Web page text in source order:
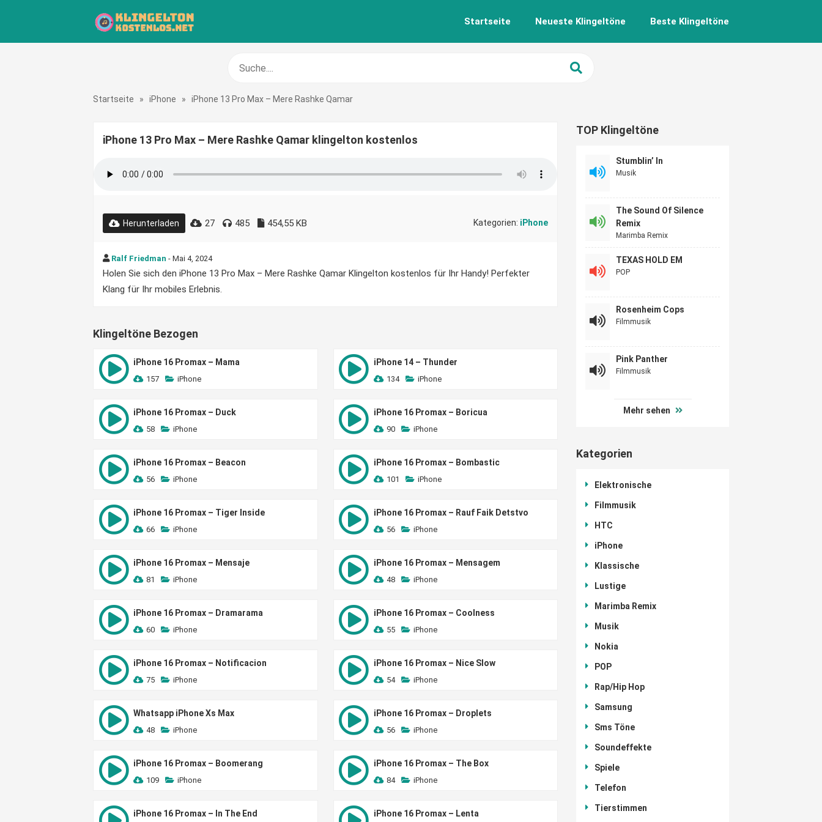
Startseite Neueste Klingeltöne Beste Klingeltöne
Startseite » iPhone » iPhone 13 Pro Max – Mere Rashke Qamar
iPhone 13 Pro Max – Mere Rashke Qamar klingelton kostenlos
Herunterladen 27 485 454,55 KB Kategorien: iPhone
Ralf Friedman - Mai 4, 2024
Holen Sie sich den iPhone 13 Pro Max – Mere Rashke Qamar Klingelton kostenlos für Ihr Handy! Perfekter
Klang für Ihr mobiles Erlebnis.
Klingeltöne Bezogen
iPhone 16 Promax – Mama
157 iPhone
iPhone 14 – Thunder
134 iPhone
iPhone 16 Promax – Duck
58 iPhone
iPhone 16 Promax – Boricua
90 iPhone
iPhone 16 Promax – Beacon
56 iPhone
iPhone 16 Promax – Bombastic
101 iPhone
iPhone 16 Promax – Tiger Inside
66 iPhone
iPhone 16 Promax – Rauf Faik Detstvo
56 iPhone
iPhone 16 Promax – Mensaje
81 iPhone
iPhone 16 Promax – Mensagem
48 iPhone
iPhone 16 Promax – Dramarama
60 iPhone
iPhone 16 Promax – Coolness
55 iPhone
iPhone 16 Promax – Notificacion
75 iPhone
iPhone 16 Promax – Nice Slow
54 iPhone
Whatsapp iPhone Xs Max
48 iPhone
iPhone 16 Promax – Droplets
56 iPhone
iPhone 16 Promax – Boomerang
109 iPhone
iPhone 16 Promax – The Box
84 iPhone
iPhone 16 Promax – In The End iPhone 16 Promax – Lenta
TOP Klingeltöne
Stumblin’ In
Musik
The Sound Of Silence
Remix
Marimba Remix
TEXAS HOLD EM
POP
Rosenheim Cops
Filmmusik
Pink Panther
Filmmusik
Mehr sehen
Kategorien
Elektronische
Filmmusik
HTC
iPhone
Klassische
Lustige
Marimba Remix
Musik
Nokia
POP
Rap/Hip Hop
Samsung
Sms Töne
Soundeffekte
Spiele
Telefon
Tierstimmen